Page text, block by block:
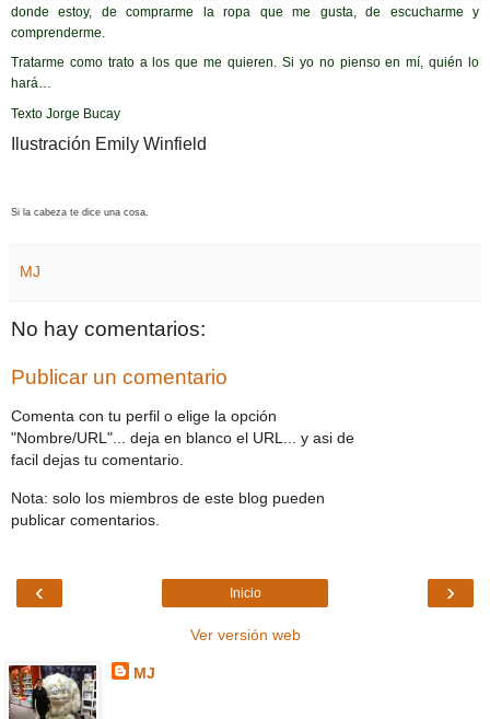
donde estoy, de comprarme la ropa que me gusta, de escucharme y
comprenderme.
Tratarme como trato a los que me quieren. Si yo no pienso en mí, quién lo
hará…
Texto Jorge Bucay
Ilustración Emily Winfield
Si la cabeza te dice una cosa.
MJ
No hay comentarios:
Publicar un comentario
Comenta con tu perfil o elige la opción
"Nombre/URL"... deja en blanco el URL... y asi de
facil dejas tu comentario.
Nota: solo los miembros de este blog pueden
publicar comentarios.
‹ ›
Inicio
Ver versión web
MJ